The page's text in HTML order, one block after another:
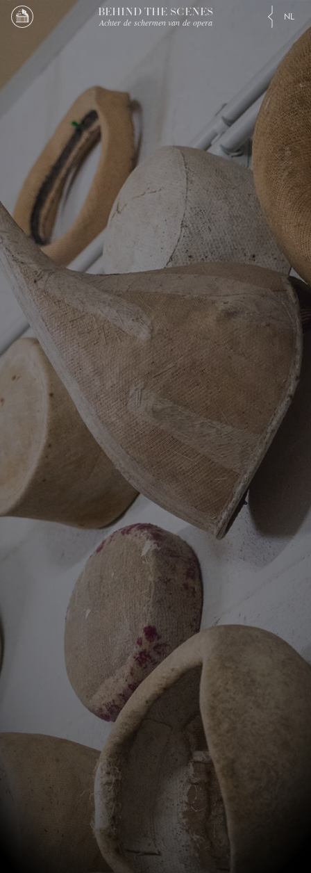
BEHIND THE SCENES
Achter de schermen van de opera
NL